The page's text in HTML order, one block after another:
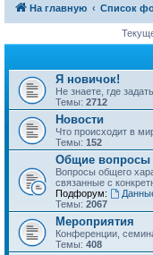
На главную Список
Я новичок!
Не знаете, где
Темы: 2712
Новости
Что происходит в
Темы: 152
Общие вопросы
Вопросы общего
связанные с
Подфорум:
Темы: 2067
Мероприятия
Конференции,
Темы: 408